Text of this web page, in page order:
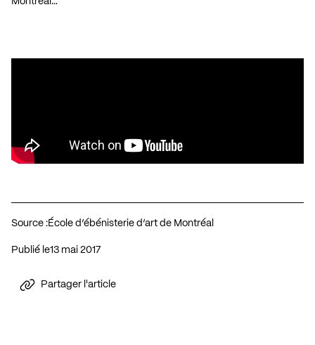
Source :École d’ébénisterie d’art de Montréal
Publié le 13 mai 2017
Partager l'article